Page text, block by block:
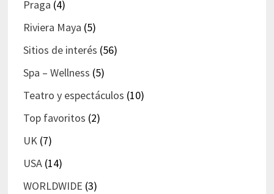
Praga (4)
Riviera Maya (5)
Sitios de interés (56)
Spa – Wellness (5)
Teatro y espectáculos (10)
Top favoritos (2)
UK(7)
USA(14)
WORLDWIDE (3)